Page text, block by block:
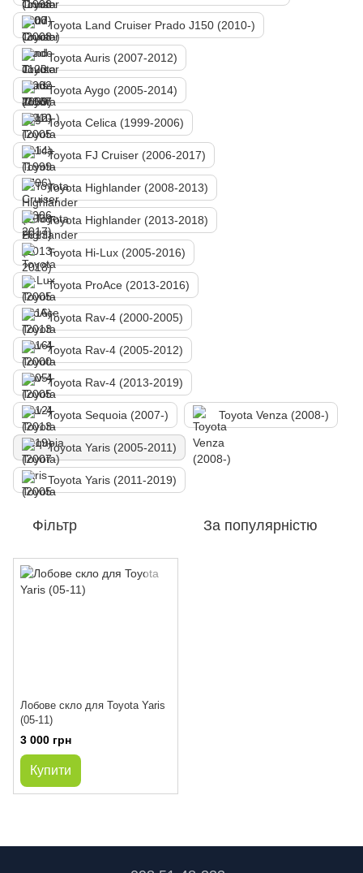
Toyota Land Cruiser Prado J150 (2010-)
Toyota Auris (2007-2012)
Toyota Aygo (2005-2014)
Toyota Celica (1999-2006)
Toyota FJ Cruiser (2006-2017)
Toyota Highlander (2008-2013)
Toyota Highlander (2013-2018)
Toyota Hi-Lux (2005-2016)
Toyota ProAce (2013-2016)
Toyota Rav-4 (2000-2005)
Toyota Rav-4 (2005-2012)
Toyota Rav-4 (2013-2019)
Toyota Sequoia (2007-) Toyota Venza (2008-)
Toyota Yaris (2005-2011)
Toyota Yaris (2011-2019)
Фільтр За популярністю
Лобове скло для Toyota Yaris
(05-11)
3 000 грн
Купити